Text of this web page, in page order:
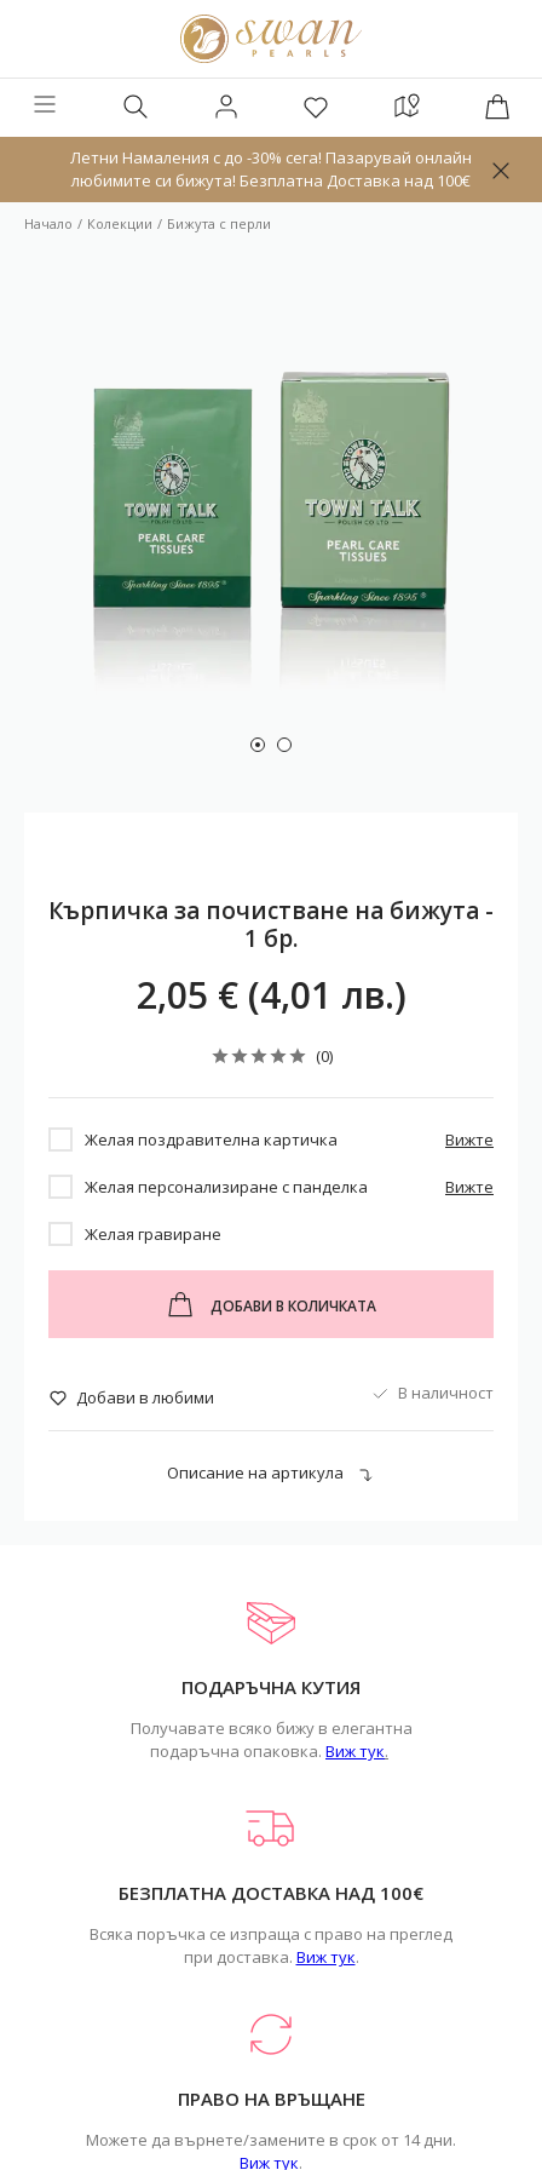
Летни Намаления с до -30% сега! Пазарувай онлайн
любимите си бижута! Безплатна Доставка над 100€
Начало Колекции Бижута с перли
Кърпичкa за почистване на бижута -
1 бр.
2,05 € (4,01 лв.)
(0)
Желая поздравителна картичка Вижте
Желая персонализиране с панделка Вижте
Желая гравиране
ДОБАВИ В КОЛИЧКАТА
Добави в любими В наличност
Описание на артикула
ПОДАРЪЧНА КУТИЯ
Получавате всяко бижу в елегантна
подаръчна опаковка. Виж тук.
БЕЗПЛАТНА ДОСТАВКА НАД 100€
Всяка поръчка се изпраща с право на преглед
при доставка. Виж тук.
ПРАВО НА ВРЪЩАНЕ
Можете да върнете/замените в срок от 14 дни.
Виж тук.